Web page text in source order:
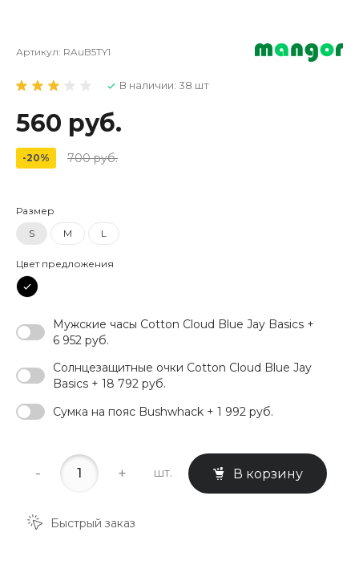
Артикул: RAuB5TY1
В наличии: 38 шт
560 руб.
-20% 700 руб.
Размер
S
M L
Цвет предложения
Мужские часы Cotton Cloud Blue Jay Basics +
6 952 руб.
Солнцезащитные очки Cotton Cloud Blue Jay
Basics + 18 792 руб.
Сумка на пояс Bushwhack + 1 992 руб.
- + шт. В корзину
Быстрый заказ